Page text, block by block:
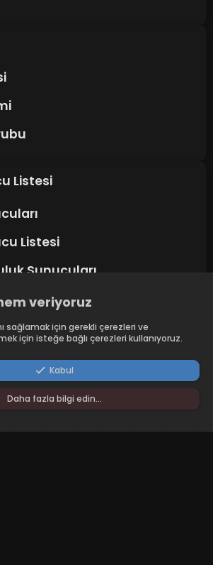
Listesi
Listesi
Sunucuları
Türkçe (TR)
Şartlar ve kurallar
veriyoruz
sağlamak için gerekli çerezleri ve
için isteğe bağlı çerezleri kullanıyoruz.
Kabul
Daha fazla bilgi edin…